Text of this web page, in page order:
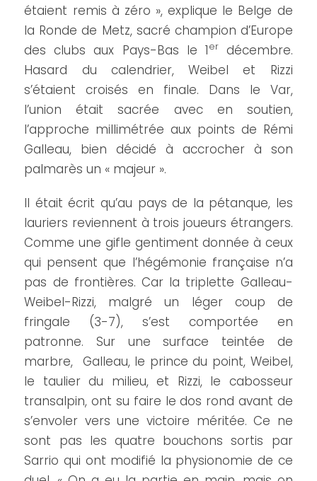
étaient remis à zéro », explique le Belge de
la Ronde de Metz, sacré champion d’Europe
des clubs aux Pays-Bas le 1erdécembre.
Hasard du calendrier, Weibel et Rizzi
s’étaient croisés en finale. Dans le Var,
l’union était sacrée avec en soutien,
l’approche millimétrée aux points de Rémi
Galleau, bien décidé à accrocher à son
palmarès un « majeur ».
Il était écrit qu’au pays de la pétanque, les
lauriers reviennent à trois joueurs étrangers.
Comme une gifle gentiment donnée à ceux
qui pensent que l’hégémonie française n’a
pas de frontières. Car la triplette Galleau-
Weibel-Rizzi, malgré un léger coup de
fringale (3-7), s’est comportée en
patronne. Sur une surface teintée de
marbre, Galleau, le prince du point, Weibel,
le taulier du milieu, et Rizzi, le cabosseur
transalpin, ont su faire le dos rond avant de
s’envoler vers une victoire méritée. Ce ne
sont pas les quatre bouchons sortis par
Sarrio qui ont modifié la physionomie de ce